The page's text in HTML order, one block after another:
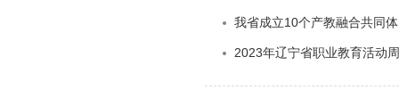
我省成立10个产教融合共同
2023年辽宁省职业教育活动